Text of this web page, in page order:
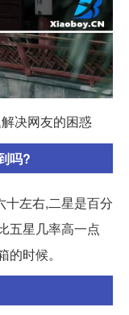
决网友的困惑
吗?
十左右,二星是百分
五星几率高一点
时候。